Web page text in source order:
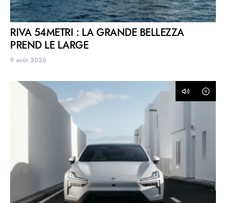
RIVA 54METRI : LA GRANDE BELLEZZA
PREND LE LARGE
9 août 2026